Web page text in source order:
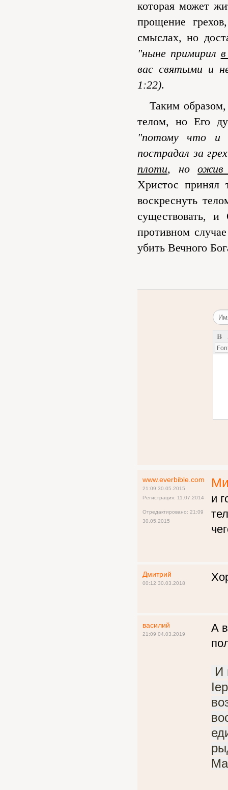
которая может
прощение
смыслах, но
"ныне примирил
вас святыми и
1:22).
Таким образом,
телом, но Его
"потому что и
пострадал за
плоти, ноожив
Христос принял
воскреснуть
существовать,
противном
убить Вечного
www.everbible.com
21:09 30.05.2015
Регистрация: 11.07.2014
Отредактировано: 21:09
30.05.2015
и
Дмитрий
00:12 30.03.2018
василий
21:09 04.03.2019
А
И